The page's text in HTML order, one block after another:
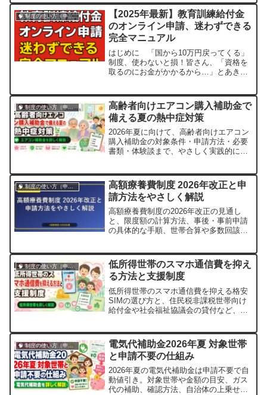
ックリスト付き。生活保護受給経験のあ
るライターが実体験を交え、やさしく教
えます。
🧠 制度の使い方（申請・相談など）
【2025年最新】教育訓練給付金
のオンライン申請、迷わずできる
完全マニュアル
はじめに 「国から10万円戻ってくる」
制度、使わないと損！皆さん、「資格を
取るのにお金がかかるから…」とあきら
れが――🎓 教育訓練給付金（厚生労働
省）！しかも、2024年2月からはなん
と！💡 全員がオンラインで申請できるよ
うに...
高齢者向けエアコン購入補助金で
備える夏の熱中症対策
2026年夏に向けて、高齢者向けエアコン
購入補助金の対象条件・申請方法・必要
書類・体験談まで、やさしく実践的に解
🧠 制度の使い方（申請・相談など）
高額療養費制度 2026年改正と申
請方法をやさしく解説
高額療養費制度の2026年改正の見通し
と、限度額の計算方法、事後・事前申請
の具体的な手順、世帯合算や多数回該当
低所得世帯のスマホ通信費を抑え
る方法と支援制度
低所得世帯のスマホ通信費を抑える格安
SIMの選び方と、住民税非課税世帯向け
給付金や社会福祉協議会の貸付など、申
🧠 制度の使い方（申請・相談など）
電気代補助金2026年夏 対象世帯
と申請不要の仕組み
2026年夏の電気代補助金は申請不要で自
動値引き。対象世帯や金額の目安、ガス
代の補助、確認方法、自治体の上乗せ支